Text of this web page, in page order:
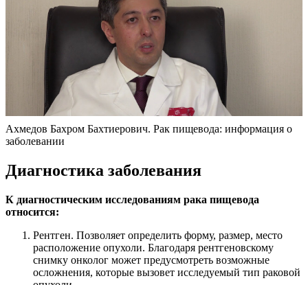
Ахмедов Бахром Бахтиерович. Рак пищевода: информация о
заболевании
Диагностика заболевания
К диагностическим исследованиям рака пищевода
относится:
Рентген. Позволяет определить форму, размер, место
расположение опухоли. Благодаря рентгеновскому
снимку онколог может предусмотреть возможные
осложнения, которые вызовет исследуемый тип раковой